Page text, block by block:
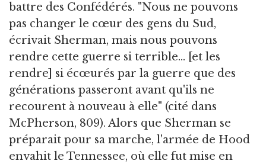
battre des Confédérés. "Nous ne pouvons
pas changer le cœur des gens du Sud,
écrivait Sherman, mais nous pouvons
rendre cette guerre si terrible... [et les
rendre] si écœurés par la guerre que des
générations passeront avant qu'ils ne
recourent à nouveau à elle" (cité dans
McPherson, 809). Alors que Sherman se
préparait pour sa marche, l'armée de Hood
envahit le Tennessee, où elle fut mise en